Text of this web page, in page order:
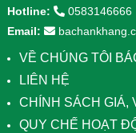
Hotline:
0583146666
Email:
VỀ CHÚNG TÔI
LIÊN HỆ
CHÍNH SÁCH GIÁ,
QUY CHẾ HOẠT